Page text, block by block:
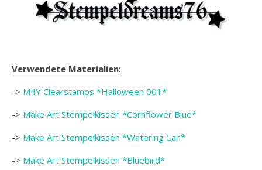
Verwendete Materialien:
-> M4Y Clearstamps *Halloween 001*
-> Make Art Stempelkissen *Cornflower Blue*
-> Make Art Stempelkissen *Watering Can*
-> Make Art Stempelkissen *Bluebird*